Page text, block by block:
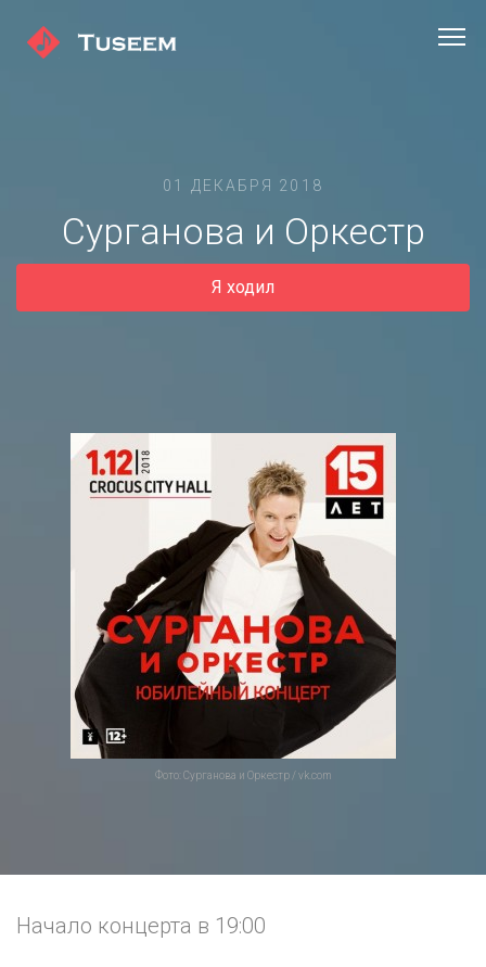
01 ДЕКАБРЯ 2018
Сурганова и Оркестр
Я ходил
Фото: Сурганова и Оркестр / vk.com
Начало концерта в 19:00